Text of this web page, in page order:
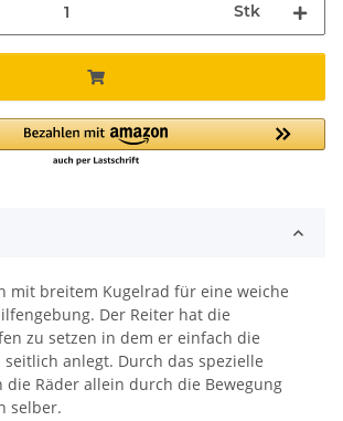
Stk
mit breitem Kugelrad für eine weiche
Der Reiter hat die
zu setzen in dem er einfach die
anlegt. Durch das spezielle
die Räder allein durch die Bewegung
selber.